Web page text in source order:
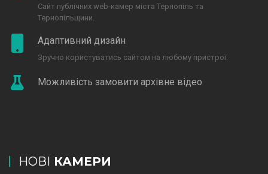
Сайт публічних web-камер міста Тернопіль та
Тернопільщини.
Адаптивний дизайн
Зручно користуватись сайтом на любому пристрої.
Можливість замовити архівне відео
НОВІ КАМЕРИ